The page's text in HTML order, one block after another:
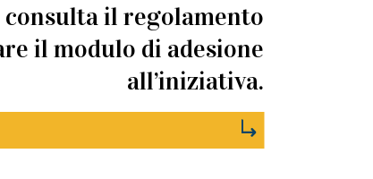
consulta il regolamento
il modulo di adesione
all’iniziativa.